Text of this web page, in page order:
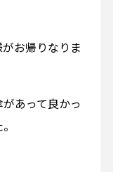
お帰りなりま
あって良かっ